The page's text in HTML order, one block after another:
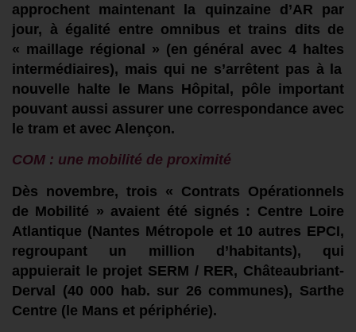
approchent maintenant la quinzaine d’AR par
jour, à égalité entre omnibus et trains dits de
« maillage régional » (en général avec4 haltes
intermédiaires), mais qui ne s’arrêtent pas à la
nouvelle halte le Mans Hôpital, pôle important
pouvant aussi assurer une correspondance avec
le tram et avec Alençon.
COM : une mobilité de proximité
Dès novembre, trois « Contrats Opérationnels
de Mobilité » avaient été signés : Centre Loire
Atlantique (Nantes Métropole et 10 autres EPCI,
regroupant un million d’habitants), qui
appuierait le projet SERM / RER, Châteaubriant-
Derval (40 000 hab. sur 26 communes), Sarthe
Centre (le Mans et périphérie).